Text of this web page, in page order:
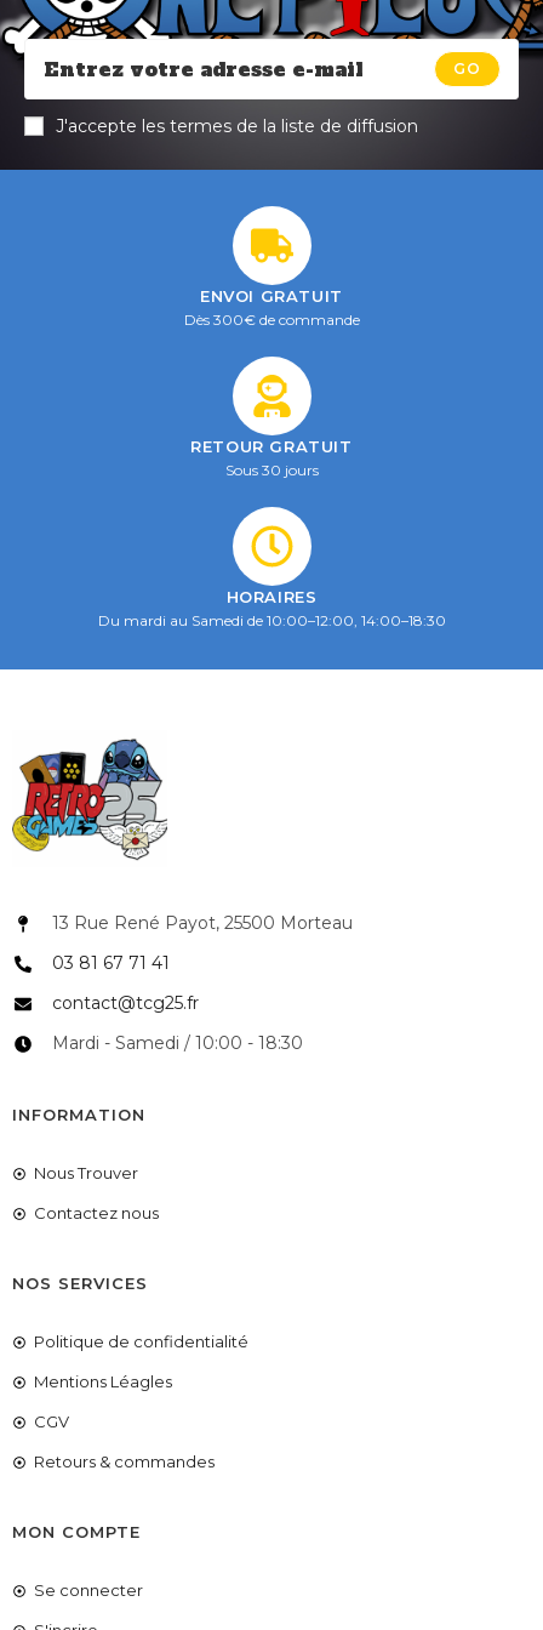
GO
J'accepte les termes de la liste de diffusion
ENVOI GRATUIT
Dès 300€ de commande
RETOUR GRATUIT
Sous 30 jours
HORAIRES
Du mardi au Samedi de 10:00–12:00, 14:00–18:30
13 Rue René Payot, 25500 Morteau
03 81 67 71 41
contact@tcg25.fr
Mardi - Samedi / 10:00 - 18:30
INFORMATION
Nous Trouver
Contactez nous
NOS SERVICES
Politique de confidentialité
Mentions Léagles
CGV
Retours & commandes
MON COMPTE
Se connecter